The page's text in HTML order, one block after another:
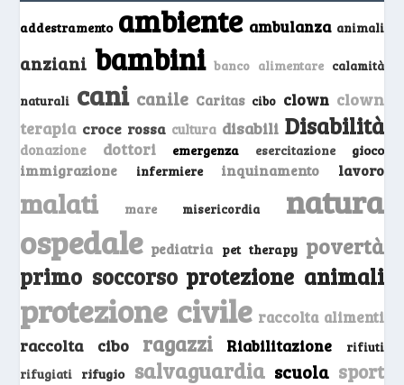
addestramento ambiente ambulanza animali
anziani bambini banco alimentare calamità
naturali cani canile Caritas cibo clown clown
terapia croce rossa cultura disabili Disabilità
donazione dottori emergenza esercitazione gioco
immigrazione infermiere inquinamento lavoro
malati mare misericordia natura
ospedale pediatria pet therapy povertà
primo soccorso protezione animali
protezione civile raccolta alimenti
raccolta cibo ragazzi Riabilitazione
rifiuti
rifugiati
rifugio salvaguardia scuola sport